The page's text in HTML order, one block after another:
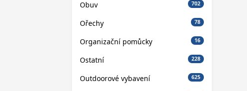
Obuv 702
Ořechy 78
Organizační pomůcky 16
Ostatní 228
Outdoorové vybavení 625